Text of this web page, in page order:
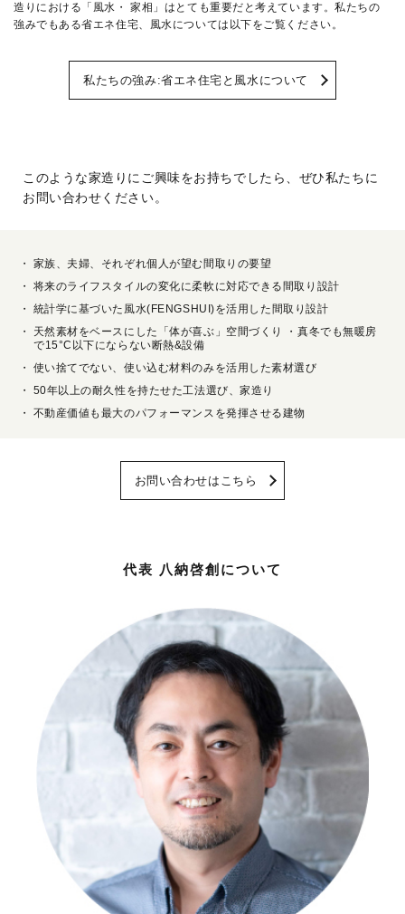
造りにおける「風水・ 家相」はとても重要だと考えています。私たちの
強みでもある省エネ住宅、風水については以下をご覧ください。
私たちの強み:省エネ住宅と風水について
このような家造りにご興味をお持ちでしたら、ぜひ私たちに
お問い合わせください。
家族、夫婦、それぞれ個人が望む間取りの要望
将来のライフスタイルの変化に柔軟に対応できる間取り設計
統計学に基づいた風水(FENGSHUI)を活用した間取り設計
天然素材をベースにした「体が喜ぶ」空間づくり ・真冬でも無暖房
で15°C以下にならない断熱&設備
使い捨てでない、使い込む材料のみを活用した素材選び
50年以上の耐久性を持たせた工法選び、家造り
不動産価値も最大のパフォーマンスを発揮させる建物
お問い合わせはこちら
代表 八納啓創について